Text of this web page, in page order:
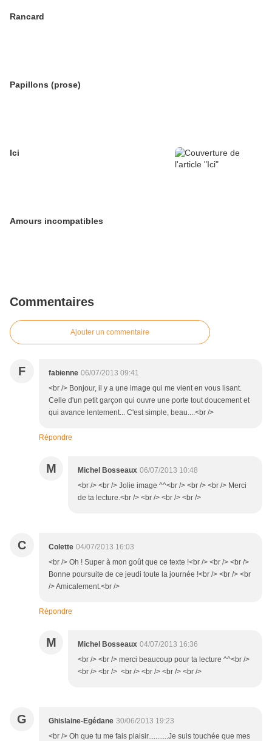
Rancard
Papillons (prose)
Ici
Amours incompatibles
Commentaires
Ajouter un commentaire
F fabienne 06/07/2013 09:41
<br /> Bonjour, il y a une image qui me vient en vous lisant.
Celle d'un petit garçon qui ouvre une porte tout doucement et
qui avance lentement... C'est simple, beau....<br />
Répondre
M Michel Bosseaux 06/07/2013 10:48
<br /> <br /> Jolie image ^^<br /> <br /> <br /> Merci
de ta lecture.<br /> <br /> <br /> <br />
C Colette 04/07/2013 16:03
<br /> Oh ! Super à mon goût que ce texte !<br /> <br /> <br />
Bonne poursuite de ce jeudi toute la journée !<br /> <br /> <br
/> Amicalement.<br />
Répondre
M Michel Bosseaux 04/07/2013 16:36
<br /> <br /> merci beaucoup pour ta lecture ^^<br />
<br /> <br /> <br /> <br /> <br /> <br />
G Ghislaine-Egédane 30/06/2013 19:23
<br /> Oh que tu me fais plaisir...........Je suis touchée que mes